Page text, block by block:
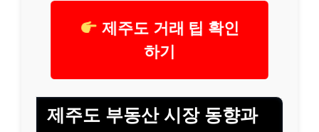
제주도 거래 팁 확인
하기
제주도 부동산 시장 동향과